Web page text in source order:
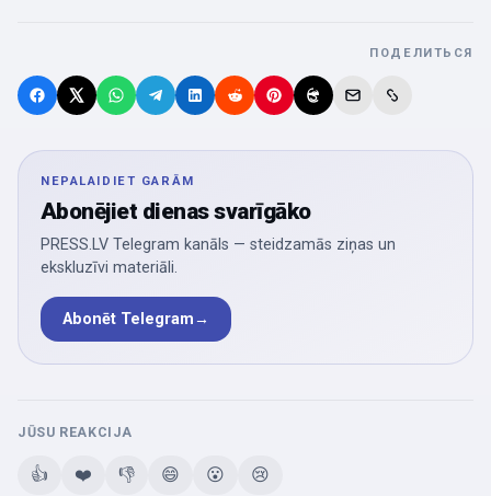
ПОДЕЛИТЬСЯ
NEPALAIDIET GARĀM
Abonējiet dienas svarīgāko
PRESS.LV Telegram kanāls — steidzamās ziņas un
ekskluzīvi materiāli.
Abonēt Telegram→
JŪSU REAKCIJA
👍 ❤️ 👎 😄 😮 😢